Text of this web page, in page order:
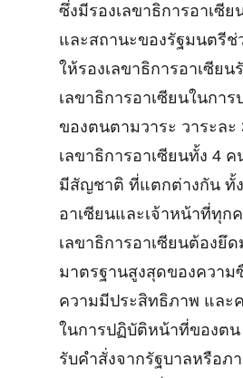
ซึ่งมีรองเลขาธิการอาเซี
และสถานะของรัฐมนตรีช่
ให้รองเลขาธิการอาเซีย
เลขาธิการอาเซียนในกา
ของตนตามวาระ วาระละ
เลขาธิการอาเซียนทั้ง 4
มีสัญชาติ ที่แตกต่างกัน ทั้ง
อาเซียนและเจ้าหน้าที่ทุก
เลขาธิการอาเซียนต้องยึ
มาตรฐานสูงสุดของความ
ความมีประสิทธิภาพ และ
ในการปฏิบัติหน้าที่ของต
รับคำสั่งจากรัฐบาลหรือภ